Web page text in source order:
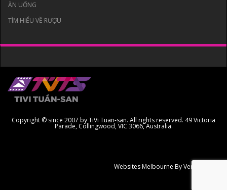
ĂN UỐNG
TÌM HIỂU VỀ RƯỢU
Copyright © since 2007 by TiVi Tuan-san. All rights reserved. 49 Victoria
Parade, Collingwood, VIC 3066, Australia.
Websites Melbourne By Ven Creative